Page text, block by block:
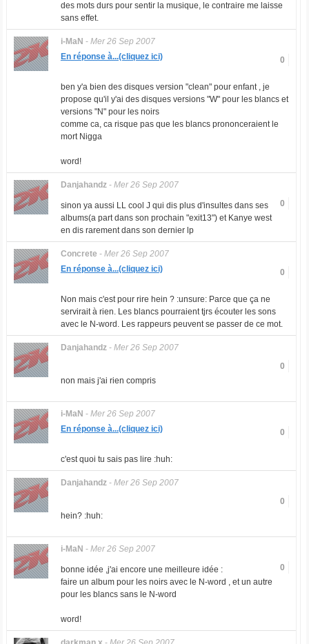
des mots durs pour sentir la musique, le contraire me laisse
sans effet.
i-MaN - Mer 26 Sep 2007
0
En réponse à...(cliquez ici)
ben y'a bien des disques version "clean" pour enfant , je
propose qu'il y'ai des disques versions "W" pour les blancs et
versions "N" pour les noirs
comme ca, ca risque pas que les blancs prononceraient le
mort Nigga
word!
Danjahandz- Mer 26 Sep 2007
0
sinon ya aussi LL cool J qui dis plus d'insultes dans ses
albums(a part dans son prochain "exit13") et Kanye west
en dis rarement dans son dernier lp
Concrete - Mer 26 Sep 2007
0
En réponse à...(cliquez ici)
Non mais c'est pour rire hein ? :unsure: Parce que ça ne
servirait à rien. Les blancs pourraient tjrs écouter les sons
avec le N-word. Les rappeurs peuvent se passer de ce mot.
Danjahandz- Mer 26 Sep 2007
0
non mais j'ai rien compris
i-MaN - Mer 26 Sep 2007
0
En réponse à...(cliquez ici)
c'est quoi tu sais pas lire :huh:
Danjahandz- Mer 26 Sep 2007
0
hein? :huh:
i-MaN - Mer 26 Sep 2007
0
bonne idée ,j'ai encore une meilleure idée :
faire un album pour les noirs avec le N-word , et un autre
pour les blancs sans le N-word
word!